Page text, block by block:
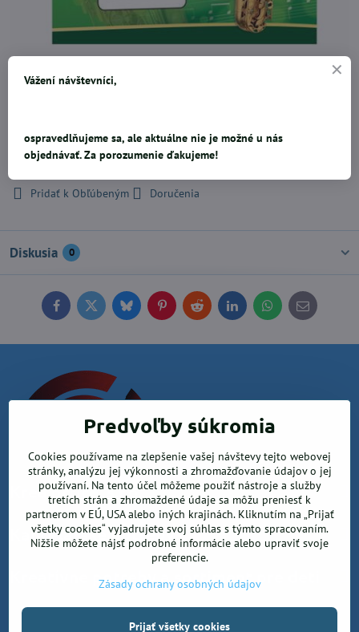
0,31 €
Pridať k Obľúbeným Doručenia
Diskusia 0
FacebookTwitterBlueskyPinterestReddit LinkedInWhatsApp
E-
mail
Krea office, s.r.o.
Kancelárske potreby
Kreatívne potreby a sortiment pre deti
©2026Copyright
Predvoľby súkromia
Cookies používame na zlepšenie vašej návštevy tejto webovej
stránky, analýzu jej výkonnosti a zhromažďovanie údajov o jej
používaní. Na tento účel môžeme použiť nástroje a služby
tretích strán a zhromaždené údaje sa môžu preniesť k
partnerom v EÚ, USA alebo iných krajinách. Kliknutím na „Prijať
všetky cookies“ vyjadrujete svoj súhlas s týmto spracovaním.
Nižšie môžete nájsť podrobné informácie alebo upraviť svoje
preferencie.
Zásady ochrany osobných údajov
Prijať všetky cookies
Vážení návštevníci,
ospravedlňujeme sa, ale aktuálne nie je možné u nás
objednávať. Za porozumenie ďakujeme!